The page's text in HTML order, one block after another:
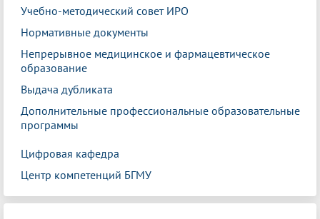
Учебно-методический совет ИРО
Нормативные документы
Непрерывное медицинское и фармацевтическое
образование
Выдача дубликата
Дополнительные профессиональные образовательные
программы
Цифровая кафедра
Центр компетенций БГМУ